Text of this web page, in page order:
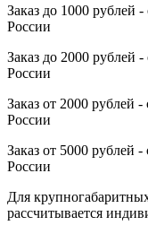
Заказ до 1000 рублей
России
Заказ до 2000 рублей
России
Заказ от 2000 рублей
России
Заказ от 5000 рублей
России
Для
рассчитывается